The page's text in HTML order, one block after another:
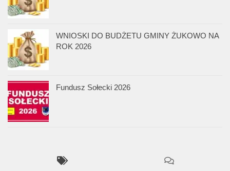
WNIOSKI DO BUDŻETU GMINY ŻUKOWO NA
ROK 2026
Fundusz Sołecki 2026